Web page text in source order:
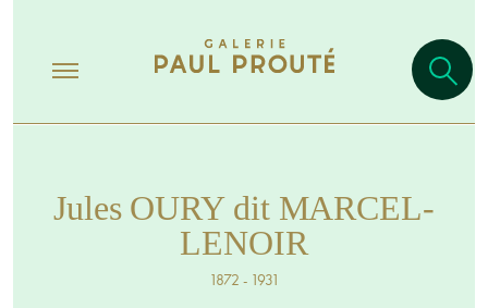
Jules OURY dit MARCEL-
LENOIR
1872 - 1931